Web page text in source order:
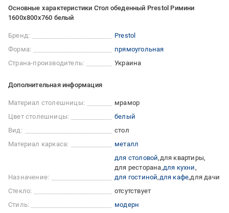
Основные характеристики Стол обеденный Prestol Римини
1600х800х760 белый
Бренд:
Prestol
Форма:
прямоугольная
Страна-производитель:
Украина
Дополнительная информация
Материал столешницы:
мрамор
Цвет столешницы:
белый
Вид:
стол
Материал каркаса:
металл
Назначение:
для столовой для квартиры
для ресторана для кухни
для гостиной для кафе для дачи
Стекло:
отсутствует
Стиль:
модерн